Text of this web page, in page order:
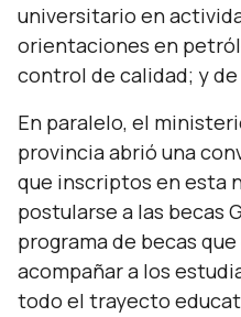
universitario en
orientaciones en
control de calidad; y
En paralelo, el
provincia abrió una
que inscriptos en esta
postularse a las becas
programa de becas
acompañar a los
todo el trayecto